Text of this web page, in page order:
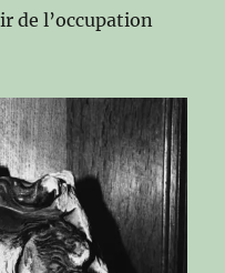
de l’occupation